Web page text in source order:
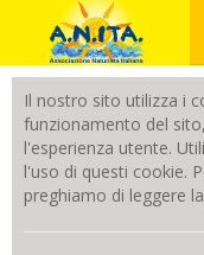
Il nostro sito utilizza i
funzionamento del
l'esperienza utente.
l'uso di questi cookie.
preghiamo di leggere